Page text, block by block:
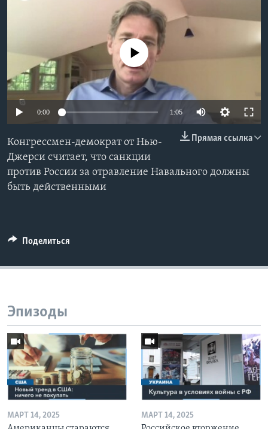
СОЦИАЛЬНЫЕ СЕТИ
Языки
No media source currently available
0:00 1:05
Прямая ссылка
Конгрессмен-демократ от Нью-
Джерси считает, что санкции
против России за отравление Навального должны
быть действенными
Поделиться
Эпизоды
МАРТ 14, 2025 МАРТ 14, 2025